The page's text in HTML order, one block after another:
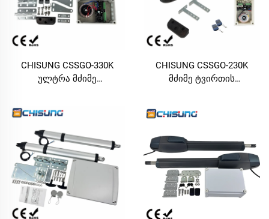
CHISUNG CSSGO-330K
ულტრა მძიმე
გახსნელის კომპლექტი |
მაქს. 500 კგ, 4 მ ერთმაგი
ფარდი, DC24V
სამრეწველო საბრტყელო
კარის მოძრავი
მოწყობილობა დიდი
კომერციული და ლაქსური
ვილების კარებისთვის
CHISUNG CSSGO-230K
მძიმე ტვირთის
მოწყობილობა | მაქს. 400
ფირფიტის
დასამუშავებლად, DC24V
ელექტრო საბრტყელო
კარის მოძრავი
მოწყობილობა დიდი
ვილასა და კომერციულ